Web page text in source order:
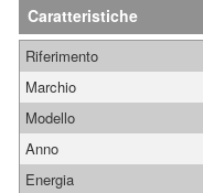
Caratteristiche
Riferimento
Marchio
Modello
Anno
Energia